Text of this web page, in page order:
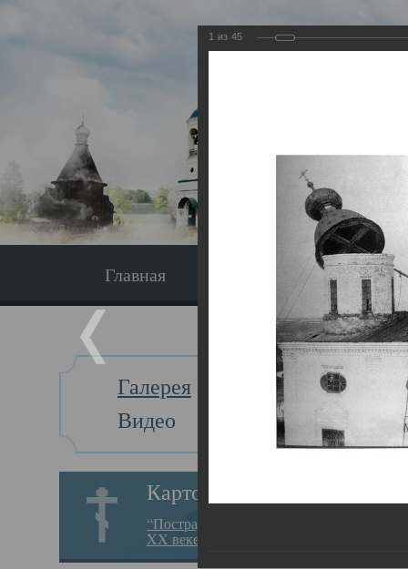
Главная Экскурсия
Галерея
Видео
Картотека
“Пострадавшие за веру в
XX веке на Севере”
Главная
1 из 45